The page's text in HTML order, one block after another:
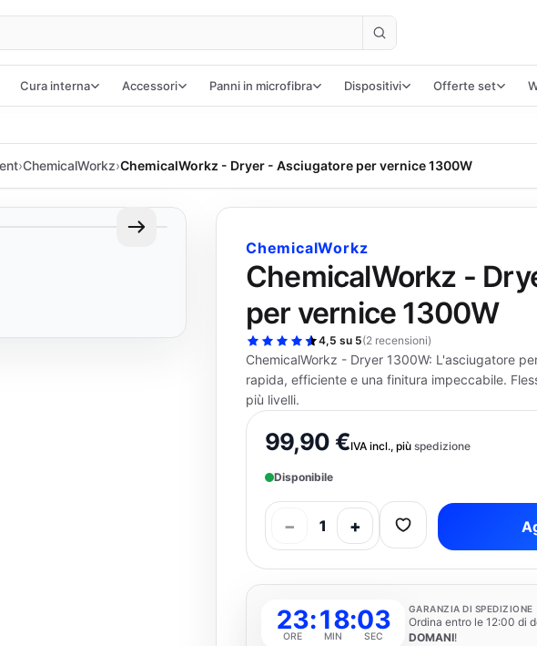
Cura interna Accessori Panni in microfibra Dispositivi Offerte set
›ChemicalWorkz›ChemicalWorkz - Dryer - Asciugatore per vernice 1300W
ChemicalWorkz
ChemicalWorkz -
per vernice 1300W
4,5 su 5(2 recensioni)
ChemicalWorkz - Dryer 1300W: L'asciugatore
rapida, efficiente e una finitura impeccabile.
più livelli.
99,90 €IVA incl., più spedizione
Disponibile
− 1 +
23
ORE
:18
MIN
:02
SEC
GARANZIA DI SPEDIZIONE
Ordina entro le 12:00 di
DOMANI!